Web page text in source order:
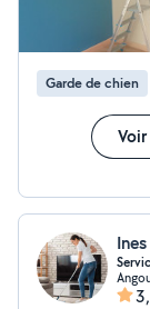
Garde de chien